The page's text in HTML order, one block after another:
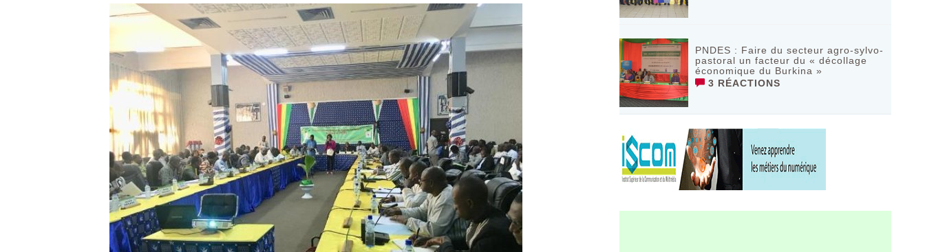
PNDES : Faire du secteur agro-sylvo-
pastoral un facteur du « décollage
économique du Burkina »
3 RÉACTIONS